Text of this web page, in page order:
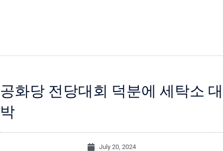
공화당 전당대회 덕분에 세탁소 대
박
July 20, 2024